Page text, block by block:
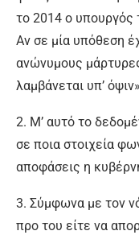
το 2014 ο υπουργός
Αν σε μία υπόθεση
ανώνυμους
λαμβάνεται υπ’
2. Μ’ αυτό το
σε ποια στοιχεία
αποφάσεις η
3. Σύμφωνα με τον
προ του είτε να